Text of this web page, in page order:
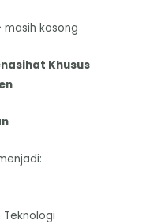
kosong
Khusus
Teknologi